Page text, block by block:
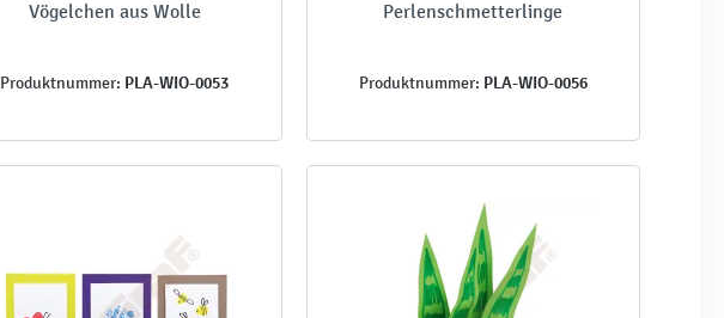
Vögelchen aus Wolle
Produktnummer: PLA-WIO-0053
Perlenschmetterlinge
Produktnummer: PLA-WIO-0056